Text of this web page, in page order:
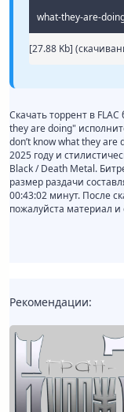
what-they-are-
[27.88 Kb]
Скачать торрент в
they are doing"
don’t know what they are
2025 году и
Black / Death Metal.
размер раздачи
00:43:02 минут. После
пожалуйста материал и
Рекомендации: